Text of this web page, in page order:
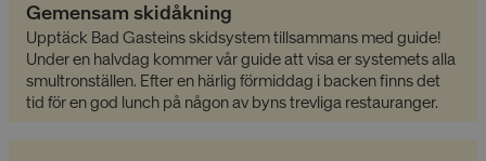
Gemensam skidåkning
Upptäck Bad Gasteins skidsystem tillsammans med guide!
Under en halvdag kommer vår guide att visa er systemets alla
smultronställen. Efter en härlig förmiddag i backen finns det
tid för en god lunch på någon av byns trevliga restauranger.